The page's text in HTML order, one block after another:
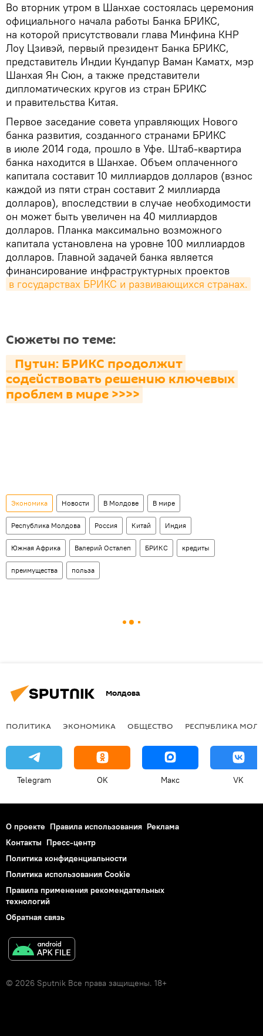
Во вторник утром в Шанхае состоялась церемония
официального начала работы Банка БРИКС,
на которой присутствовали глава Минфина КНР
Лоу Цзивэй, первый президент Банка БРИКС,
представитель Индии Кундапур Ваман Каматх, мэр
Шанхая Ян Сюн, а также представители
дипломатических кругов из стран БРИКС
и правительства Китая.
Первое заседание совета управляющих Нового
банка развития, созданного странами БРИКС
в июле 2014 года, прошло в Уфе. Штаб-квартира
банка находится в Шанхае. Объем оплаченного
капитала составит 10 миллиардов долларов (взнос
каждой из пяти стран составит 2 миллиарда
долларов), впоследствии в случае необходимости
он может быть увеличен на 40 миллиардов
долларов. Планка максимально возможного
капитала установлена на уровне 100 миллиардов
долларов. Главной задачей банка является
финансирование инфраструктурных проектов
в государствах БРИКС и развивающихся странах.
Сюжеты по теме:
Путин: БРИКС продолжит
содействовать решению ключевых
проблем в мире >>>>
Экономика Новости В Молдове В мире
Республика Молдова Россия Китай Индия
Южная Африка Валерий Осталеп БРИКС кредиты
преимущества польза
Молдова
ПОЛИТИКА ЭКОНОМИКА ОБЩЕСТВО РЕСПУБЛИКА
Telegram OK Макс VK
О проекте Правила использования Реклама
Контакты Пресс-центр
Политика конфиденциальности
Политика использования Cookie
Правила применения рекомендательных
технологий
Обратная связь
© 2026 Sputnik Все права защищены. 18+